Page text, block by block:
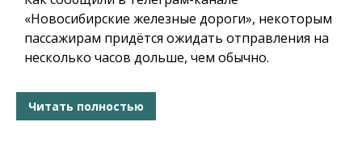
«Новосибирские железные дороги», некоторым
пассажирам придётся ожидать отправления на
несколько часов дольше, чем обычно.
Читать полностью